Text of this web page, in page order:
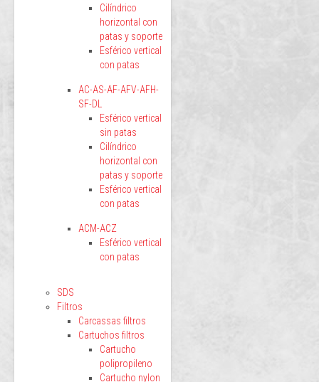
Cilíndrico
horizontal con
patas y soporte
Esférico vertical
con patas
AC-AS-AF-AFV-AFH-
SF-DL
Esférico vertical
sin patas
Cilíndrico
horizontal con
patas y soporte
Esférico vertical
con patas
ACM-ACZ
Esférico vertical
con patas
SDS
Filtros
Carcassas filtros
Cartuchos filtros
Cartucho
polipropileno
Cartucho nylon